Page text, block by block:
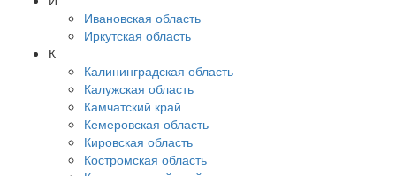
Ивановская область
Иркутская область
К
Калининградская область
Калужская область
Камчатский край
Кемеровская область
Кировская область
Костромская область